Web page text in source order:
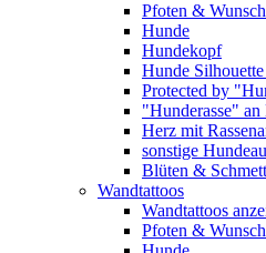
Pfoten &
Hunde
Hundekopf
Hunde
Protected by
"Hunderasse" an
Herz mit
sonstige
Blüten &
Wandtattoos
Wandtattoos
Pfoten &